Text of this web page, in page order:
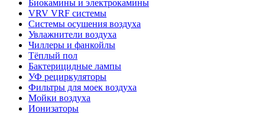
Биокамины и электрокамины
VRV VRF системы
Системы осушения воздуха
Увлажнители воздуха
Чиллеры и фанкойлы
Тёплый пол
Бактерицидные лампы
УФ рециркуляторы
Фильтры для моек воздуха
Мойки воздуха
Ионизаторы